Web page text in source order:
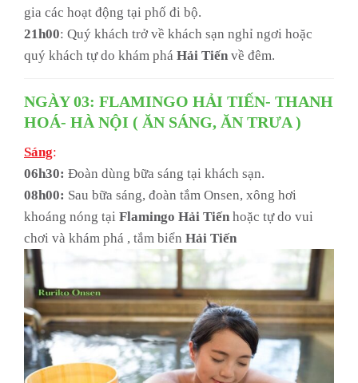
gia các hoạt động tại phố đi bộ.
21h00: Quý khách trở về khách sạn nghỉ ngơi hoặc
quý khách tự do khám phá Hải Tiến về đêm.
NGÀY 03: FLAMINGO HẢI TIẾN- THANH
HOÁ- HÀ NỘI ( ĂN SÁNG, ĂN TRƯA )
Sáng:
06h30: Đoàn dùng bữa sáng tại khách sạn.
08h00: Sau bữa sáng, đoàn tắm Onsen, xông hơi
khoáng nóng tại Flamingo Hải Tiến hoặc tự do vui
chơi và khám phá , tắm biển Hải Tiến